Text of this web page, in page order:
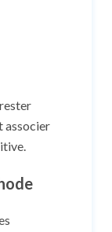
associer